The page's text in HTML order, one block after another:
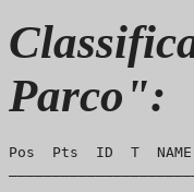
Parco":
Pos  Pts  ID  T